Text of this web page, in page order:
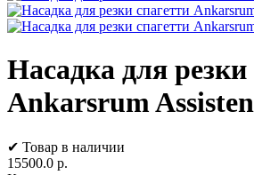
Насадка для резки
Ankarsrum
✔ Товар в наличии
15500.0 р.